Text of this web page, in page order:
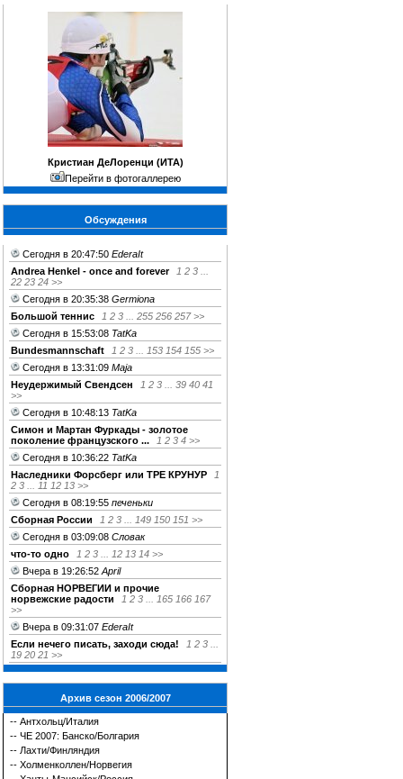
Кристиан ДеЛоренци (ИТА)
Перейти в фотогаллерею
Обсуждения
Сегодня в 20:47:50 EderaIt
Andrea Henkel - once and forever
1 2 3
22 23 24 >>
Сегодня в 20:35:38 Germiona
Большой теннис
1 2 3 255 256 257 >>
Сегодня в 15:53:08 TatKa
Bundesmannschaft
1 2 3 153 154 155 >>
Сегодня в 13:31:09 Maja
Неудержимый Свендсен
1 2 3 39 40 41
>>
Сегодня в 10:48:13 TatKa
Симон и Мартан Фуркады - золотое
поколение французского ...
1 2 3 4 >>
Сегодня в 10:36:22 TatKa
Наследники Форсберг или ТРЕ КРУНУР
1
2 3 11 12 13 >>
Сегодня в 08:19:55 печеньки
Сборная России
1 2 3 149 150 151 >>
Сегодня в 03:09:08 Словак
что-то одно
1 2 3 12 13 14 >>
Вчера в 19:26:52 April
Сборная НОРВЕГИИ и прочие
норвежские радости
1 2 3 165 166 167
>>
Вчера в 09:31:07 EderaIt
Если нечего писать, заходи сюда!
1 2 3
19 20 21 >>
Архив сезон 2006/2007
-- Антхольц/Италия
-- ЧЕ 2007: Банско/Болгария
-- Лахти/Финляндия
-- Холменколлен/Норвегия